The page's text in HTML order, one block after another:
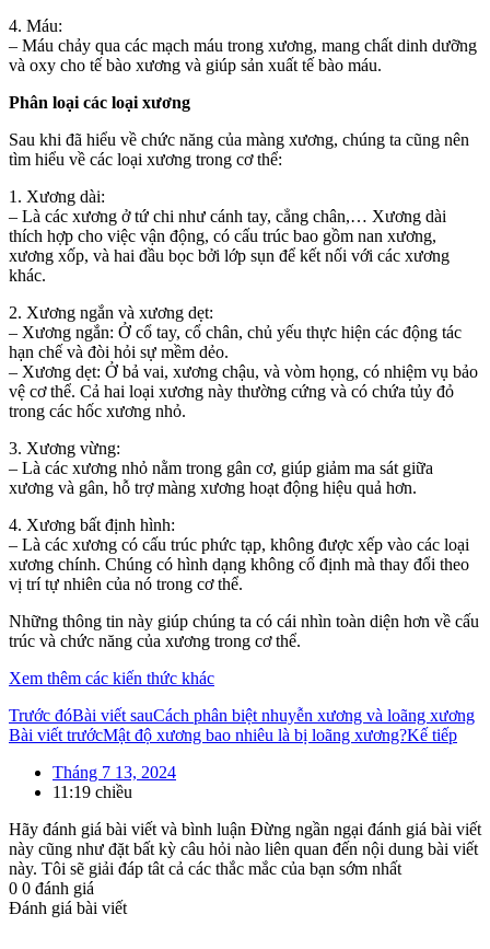
4. Máu:
– Máu chảy qua các mạch máu trong xương, mang chất dinh dưỡng
và oxy cho tế bào xương và giúp sản xuất tế bào máu.
Phân loại các loại xương
Sau khi đã hiểu về chức năng của màng xương, chúng ta cũng nên
tìm hiểu về các loại xương trong cơ thể:
1. Xương dài:
– Là các xương ở tứ chi như cánh tay, cẳng chân,… Xương dài
thích hợp cho việc vận động, có cấu trúc bao gồm nan xương,
xương xốp, và hai đầu bọc bởi lớp sụn để kết nối với các xương
khác.
2. Xương ngắn và xương dẹt:
– Xương ngắn: Ở cổ tay, cổ chân, chủ yếu thực hiện các động tác
hạn chế và đòi hỏi sự mềm dẻo.
– Xương dẹt: Ở bả vai, xương chậu, và vòm họng, có nhiệm vụ bảo
vệ cơ thể. Cả hai loại xương này thường cứng và có chứa tủy đỏ
trong các hốc xương nhỏ.
3. Xương vừng:
– Là các xương nhỏ nằm trong gân cơ, giúp giảm ma sát giữa
xương và gân, hỗ trợ màng xương hoạt động hiệu quả hơn.
4. Xương bất định hình:
– Là các xương có cấu trúc phức tạp, không được xếp vào các loại
xương chính. Chúng có hình dạng không cố định mà thay đổi theo
vị trí tự nhiên của nó trong cơ thể.
Những thông tin này giúp chúng ta có cái nhìn toàn diện hơn về cấu
trúc và chức năng của xương trong cơ thể.
Xem thêm các kiến thức khác
Trước đóBài viết sauCách phân biệt nhuyễn xương và loãng xương
Bài viết trướcMật độ xương bao nhiêu là bị loãng xương?Kế tiếp
Tháng 7 13, 2024
11:19 chiều
Hãy đánh giá bài viết và bình luận Đừng ngần ngại đánh giá bài viết
này cũng như đặt bất kỳ câu hỏi nào liên quan đến nội dung bài viết
này. Tôi sẽ giải đáp tât cả các thắc mắc của bạn sớm nhất
0 0 đánh giá
Đánh giá bài viết